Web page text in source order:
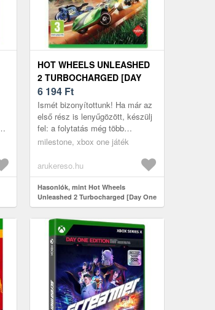
HOT WHEELS UNLEASHED
2 TURBOCHARGED [DAY
ONE EDITION] (XBOX ONE)
6 194 Ft
Ismét bizonyítottunk! Ha már az
első rész is lenyűgözött, készülj
fel: a folytatás még több
újdonsággal és izgalommal emeli
milestone, xbox one játék
arukereso.hu
Hasonlók, mint Hot Wheels
Unleashed 2 Turbocharged [Day One
Edition] (Xbox One)